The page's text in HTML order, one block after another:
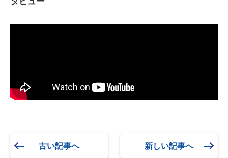
古い記事へ 新しい記事へ